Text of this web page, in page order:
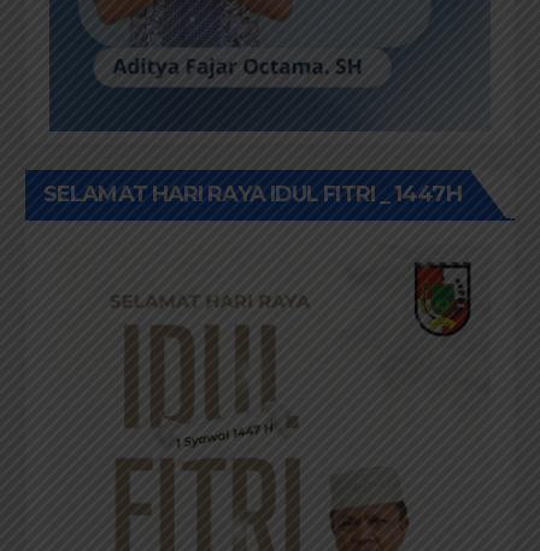
SELAMAT HARI RAYA IDUL FITRI _ 1447H